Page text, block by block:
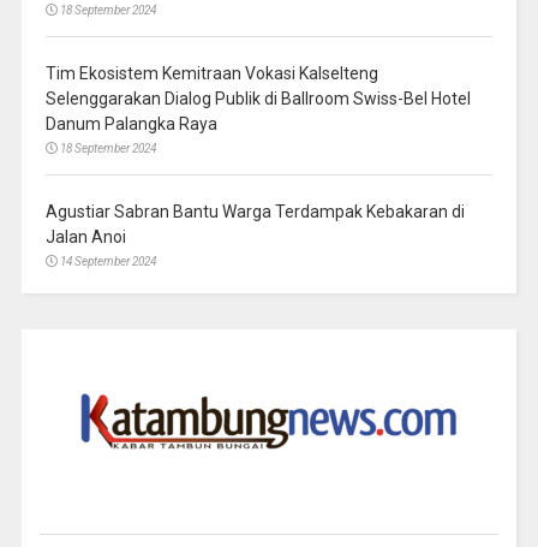
18 September 2024
Tim Ekosistem Kemitraan Vokasi Kalselteng
Selenggarakan Dialog Publik di Ballroom Swiss-Bel Hotel
Danum Palangka Raya
18 September 2024
Agustiar Sabran Bantu Warga Terdampak Kebakaran di
Jalan Anoi
14 September 2024